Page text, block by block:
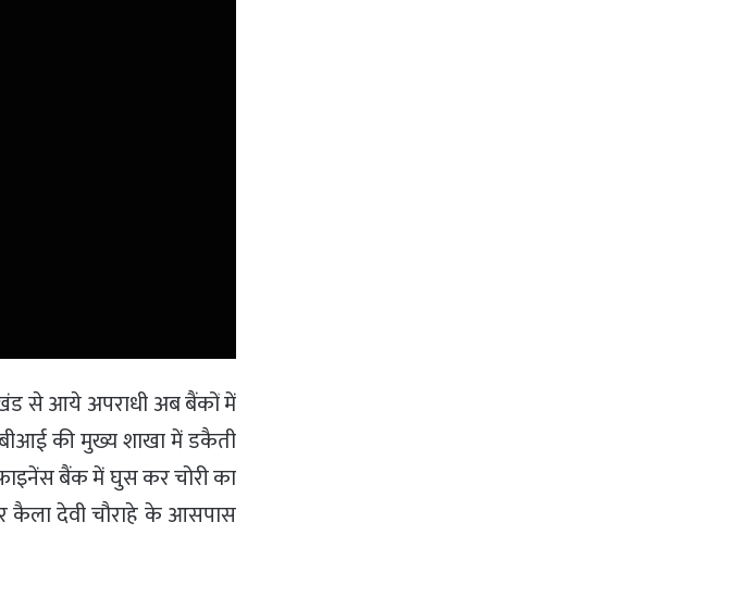
से आये अपराधी अब बैंकों में
की मुख्य शाखा में डकैती
बैंक में घुस कर चोरी का
कैला देवी चौराहे के आसपास